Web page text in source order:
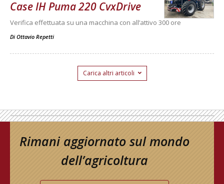
Case IH Puma 220 CvxDrive
Verifica effettuata su una macchina con all’attivo 300 ore
Di Ottavio Repetti
Carica altri articoli
Rimani aggiornato sul mondo
dell’agricoltura